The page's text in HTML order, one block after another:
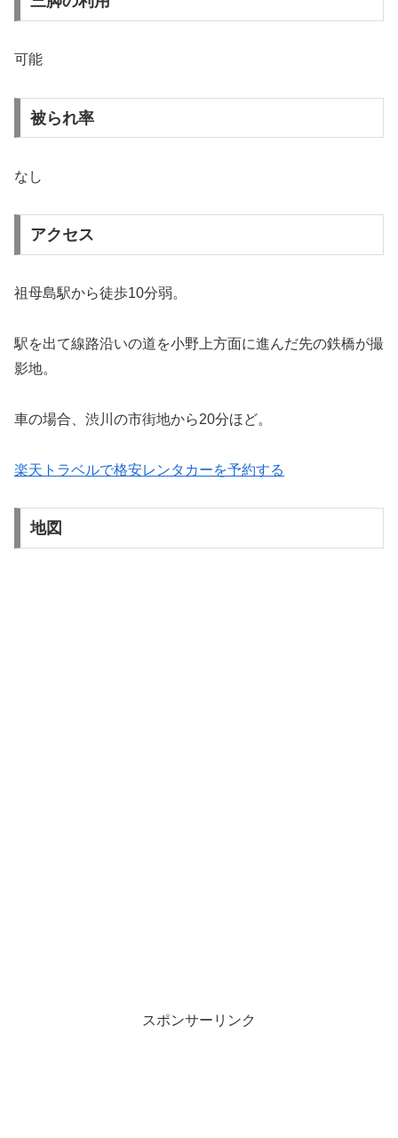
可能
被られ率
なし
アクセス
祖母島駅から徒歩10分弱。
駅を出て線路沿いの道を小野上方面に進んだ先の鉄橋が撮
影地。
車の場合、渋川の市街地から20分ほど。
楽天トラベルで格安レンタカーを予約する
地図
スポンサーリンク